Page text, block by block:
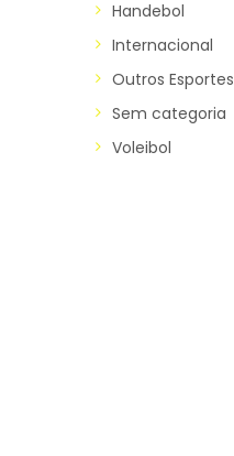
Handebol
Internacional
Outros Esportes
Sem categoria
Voleibol